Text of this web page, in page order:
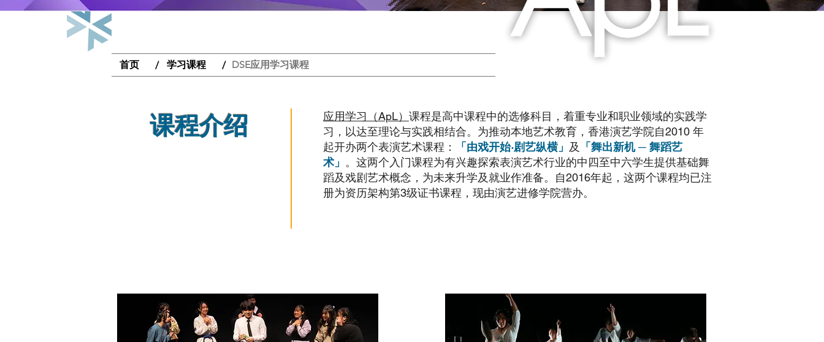
课程介绍 应用学习（ApL） 课程是高中课程中的选修科目，着重专业和职业领域的实践学
习，以达至理论与实践相结合。为推动本地艺术教育，香港演艺学院自2010 年
起开办两个表演艺术课程：
「由戏开始·剧艺纵横」 及
「舞出新机 ─ 舞蹈艺
术」 。这两个入门课程为有兴趣探索表演艺术行业的中四至中六学生提供基础舞
蹈及戏剧艺术概念，为未来升学及就业作准备。自2016年起，这两个课程均已注
册为资历架构第3级证书课程，现由演艺进修学院营办。
首页 / 学习课程 / DSE应用学习课程